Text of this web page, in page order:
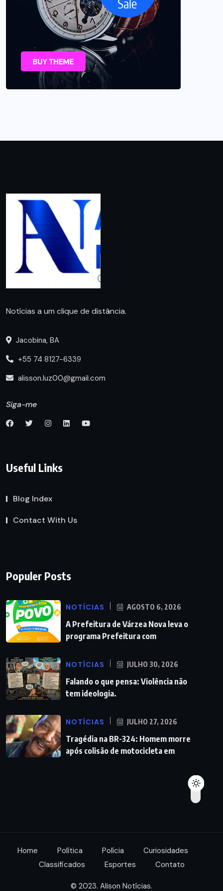
Notícias a um clique de distância.
Jacobina, BA
+55 74 8127-6339
alisson.luz00@gmail.com
Siga-me
Useful Links
Blog Index
Contact With Us
Populer Posts
NOTÍCIAS AGOSTO 6, 2026
A Prefeitura de Várzea Nova leva o
programa Prefeitura com
NOTÍCIAS JULHO 30, 2026
Falando o que pensa: Violência não
tem ideologia.
NOTÍCIAS JULHO 27, 2026
Tragédia na BR-324: Homem morre
após colisão de motocicleta em
Home Política Polícia
Curiosidades
Classificados
Esportes Contato
© 2023. Alison Notícias.